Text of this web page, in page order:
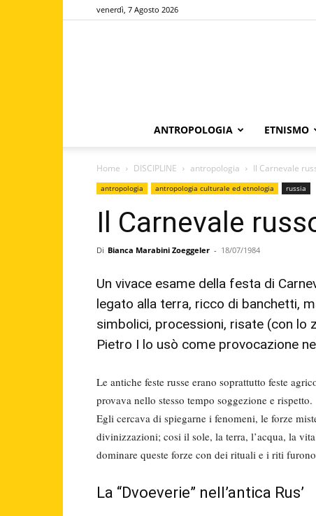
venerdì, 7 Agosto 2026
ANTROPOLOGIA ETNISMO
Home DISCIPLINE antropologia Il Carnevale
antropologia antropologia culturale ed etnologia russia
Il Carnevale
Di Bianca Marabini Zoeggeler - 18/07/1984
Un vivace esame della festa di
legato alla terra, ricco di banchetti,
simbolici, processioni, risate (con lo
Pietro I lo usò come provocazione
Le antiche feste russe erano soprattut­to feste
provava nello stesso tempo sogge­zione e rispetto.
Egli cercava di spiegarne i fenomeni, le forze
di­vinizzazioni; cosi il sole, la terra, l’ac­qua, la
domina­re queste forze con dei rituali e i riti
La “Dvoeverie” nell’antica Rus’